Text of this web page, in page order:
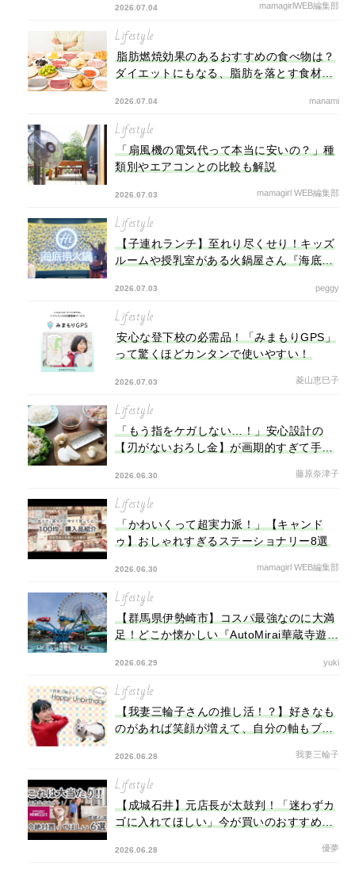
2026.07.04 mamagirlWEB編集部
Lifestyle
脂肪燃焼効果のあるおすすめの食べ物は？
ダイエットにもなる、脂肪を落とす食材を
2026.07.04 manami
Lifestyle
「扇風機の電気代って本当に安いの？」種
類別やエアコンとの比較も解説
2026.07.03 mamagirl WEB編集部
Lifestyle
【子連れランチ】至れり尽くせり！キッズ
ルームや授乳室がある火鍋屋さん『海底撈
2026.07.03 peggy
Lifestyle
安心な登下校の必需品！「みまもりGPS」
って驚くほどカンタンで使いやすい！
2026.07.03 菱山恵巳子
Lifestyle
「もう指をケガしない…！」安心設計の
【刃がないおろし金】が画期的すぎて手放
2026.06.30 藤原奈津子
Lifestyle
「かわいくって超実力派！」【キャンド
ゥ】おしゃれすぎるステーショナリー8選
2026.06.30 mamagirl WEB編集部
Lifestyle
【群馬県伊勢崎市】コスパ最強なのに大満
足！どこか懐かしい『AutoMirai華蔵寺遊園
2026.06.29 yuki
Lifestyle
【我妻三輪子さんの推し活！？】好きなも
のがあれば笑顔が増えて、自分の軸もブレ
2026.06.28 我妻三輪子
Lifestyle
【成城石井】元店長が太鼓判！「迷わずカ
ゴに入れてほしい」今が買いのおすすめ新
2026.06.28 優夢